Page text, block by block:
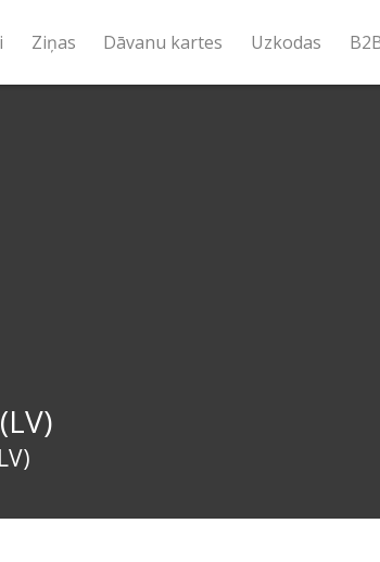
Ziņas Dāvanu kartes Uzkodas